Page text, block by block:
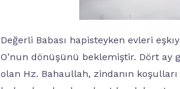
Değerli Babası hapisteyken evleri
O’nun dönüşünü beklemiştir. Dört
olan Hz. Bahaullah, zindanın